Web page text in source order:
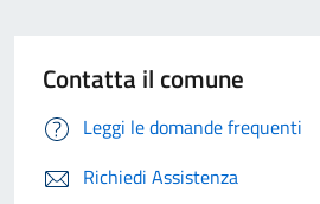
Contatta il comune
Leggi le domande frequenti
Richiedi Assistenza